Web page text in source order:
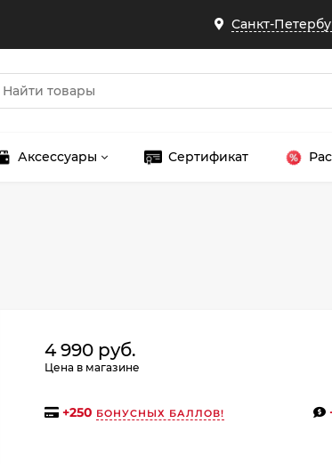
Санкт-
Аксессуары Сертификат
4 990 руб.
Цена в магазине
+250 БОНУСНЫХ БАЛЛОВ!